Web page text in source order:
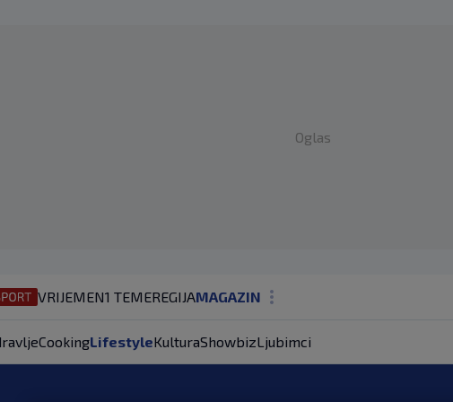
Oglas
VRIJEMEN1 TEMEREGIJAMAGAZIN
KOLUMNE
CookingLifestyleKulturaShowbizLjubimci